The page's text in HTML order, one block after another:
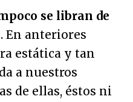
se libran de
. En anteriores
estática y tan
a nuestros
de ellas, éstos ni